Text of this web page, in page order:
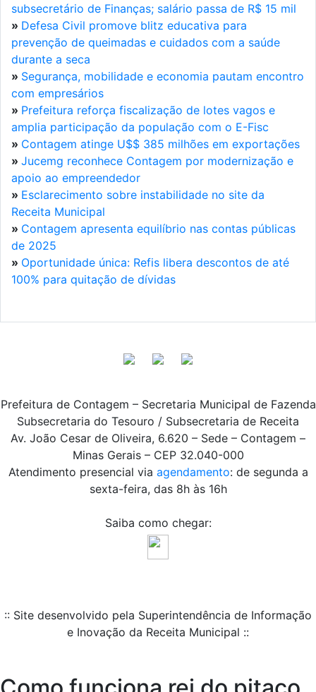
subsecretário de Finanças; salário passa de R$ 15 mil
» Defesa Civil promove blitz educativa para
prevenção de queimadas e cuidados com a saúde
durante a seca
» Segurança, mobilidade e economia pautam encontro
com empresários
» Prefeitura reforça fiscalização de lotes vagos e
amplia participação da população com o E-Fisc
» Contagem atinge U$$ 385 milhões em exportações
» Jucemg reconhece Contagem por modernização e
apoio ao empreendedor
» Esclarecimento sobre instabilidade no site da
Receita Municipal
» Contagem apresenta equilíbrio nas contas públicas
de 2025
» Oportunidade única: Refis libera descontos de até
100% para quitação de dívidas
Prefeitura de Contagem – Secretaria Municipal de Fazenda
Subsecretaria do Tesouro / Subsecretaria de Receita
Av. João Cesar de Oliveira, 6.620 – Sede – Contagem –
Minas Gerais – CEP 32.040-000
Atendimento presencial via agendamento: de segunda a
sexta-feira, das 8h às 16h
Saiba como chegar:
:: Site desenvolvido pela Superintendência de Informação
e Inovação da Receita Municipal ::